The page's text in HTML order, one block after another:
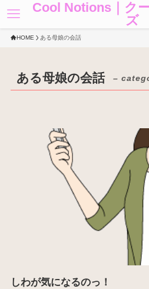
Cool Notions｜ク
ズ
HOME ある母娘の会話
ある母娘の会話 –
しわが気になるのっ！